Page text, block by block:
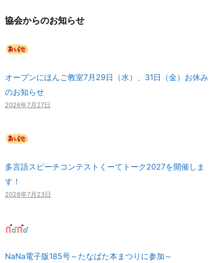
協会からのお知らせ
オープンにほんご教室7月29日（水）、31日（金）お休み
のお知らせ
2026年7月27日
多言語スピーチコンテストくーてトーク2027を開催しま
す！
2026年7月23日
NaNa電子版185号～たなばた本まつりに参加～